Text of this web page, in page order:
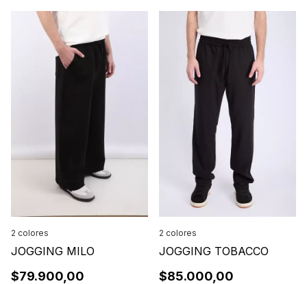
JOGGING MILO
$79.900,00
2 colores
JOGGING TOBACCO
$85.000,00
2 colores